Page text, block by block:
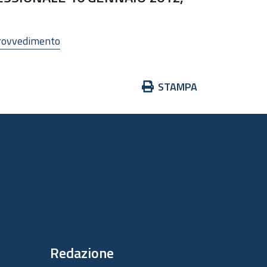
Azioni
documento
STAMPA
Redazione